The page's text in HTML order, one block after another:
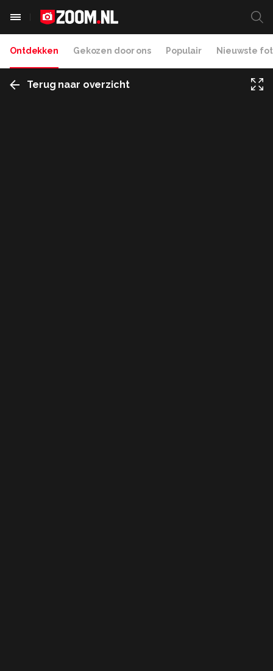
Ontdekken Gekozen door ons Populair Nieuwste
Terug naar overzicht